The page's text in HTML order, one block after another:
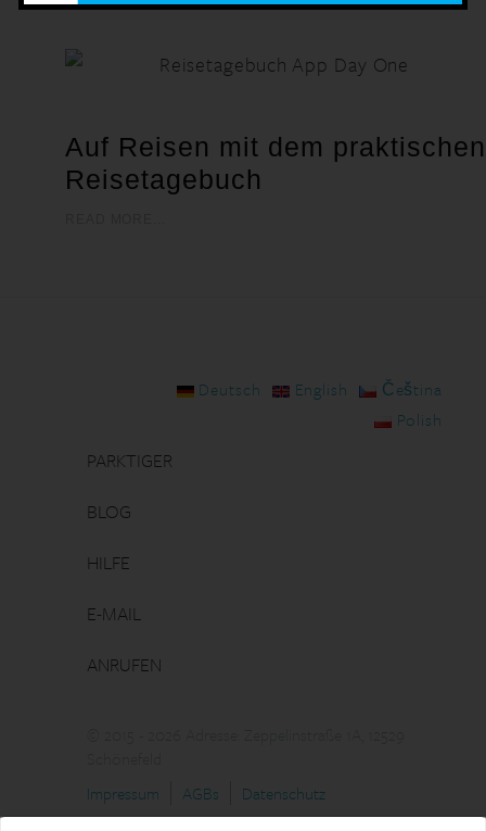
Auf Reisen mit dem praktischen
Reisetagebuch
Deutsch English
Čeština
Polish
PARKTIGER
BLOG
HILFE
E-MAIL
ANRUFEN
Impressum
AGBs Datenschutz